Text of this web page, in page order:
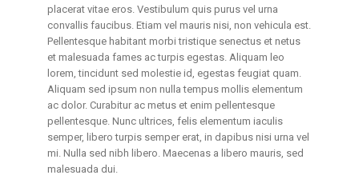
placerat vitae eros. Vestibulum quis purus vel urna
convallis faucibus. Etiam vel mauris nisi, non vehicula est.
Pellentesque habitant morbi tristique senectus et netus
et malesuada fames ac turpis egestas. Aliquam leo
lorem, tincidunt sed molestie id, egestas feugiat quam.
Aliquam sed ipsum non nulla tempus mollis elementum
ac dolor. Curabitur ac metus et enim pellentesque
pellentesque. Nunc ultrices, felis elementum iaculis
semper, libero turpis semper erat, in dapibus nisi urna vel
mi. Nulla sed nibh libero. Maecenas a libero mauris, sed
malesuada dui.